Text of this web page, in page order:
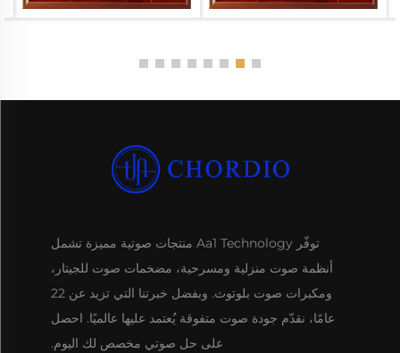
توفّر Aa1 Technology منتجات صوتية مميزة تشمل
أنظمة صوت منزلية ومسرحية، مضخمات صوت للجيتار،
ومكبرات صوت بلوتوث. وبفضل خبرتنا التي تزيد عن 22
عامًا، نقدّم جودة صوت متفوقة يُعتمد عليها عالميًا. احصل
على حل صوتي مخصص لك اليوم.